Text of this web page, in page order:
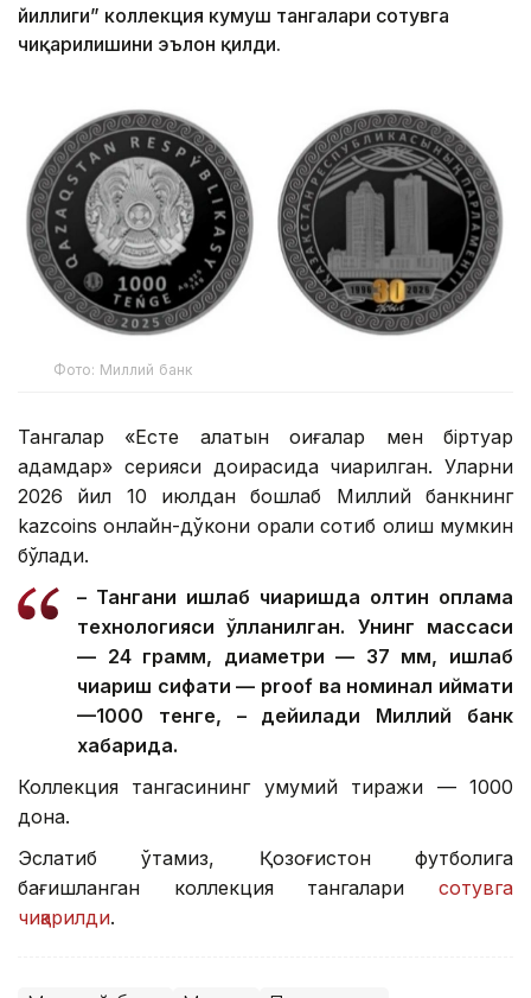
йиллиги” коллекция кумуш тангалари сотувга
чиқарилишини эълон қилди.
Фото: Миллий банк
Тангалар «Есте қалатын оқиғалар мен біртуар
адамдар» серияси доирасида чиқарилган. Уларни
2026 йил 10 июлдан бошлаб Миллий банкнинг
kazcoins онлайн-дўкони орқали сотиб олиш мумкин
бўлади.
– Тангани ишлаб чиқаришда олтин қоплама
технологияси қўлланилган. Унинг массаси
— 24 грамм, диаметри — 37 мм, ишлаб
чиқариш сифати — proof ва номинал қиймати
—1000 тенге, – дейилади Миллий банк
хабарида.
Коллекция тангасининг умумий тиражи — 1000
дона.
Эслатиб ўтамиз, Қозоғистон футболига
бағишланган коллекция тангалари сотувга
чиқарилди.